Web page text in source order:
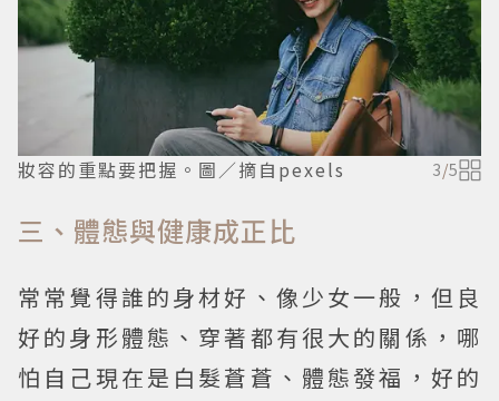
妝容的重點要把握。圖／摘自pexels 3/5
三、體態與健康成正比
常常覺得誰的身材好、像少女一般，但良
好的身形體態、穿著都有很大的關係，哪
怕自己現在是白髮蒼蒼、體態發福，好的